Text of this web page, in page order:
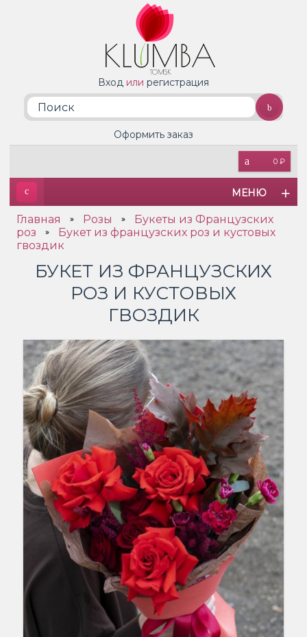
Вход или регистрация
0 ₽
Оформить заказ
МЕНЮ
Главная » Розы »
Букеты из Французских
роз
»
Букет из французских роз и кустовых
гвоздик
БУКЕТ ИЗ ФРАНЦУЗСКИХ
РОЗ И КУСТОВЫХ
ГВОЗДИК